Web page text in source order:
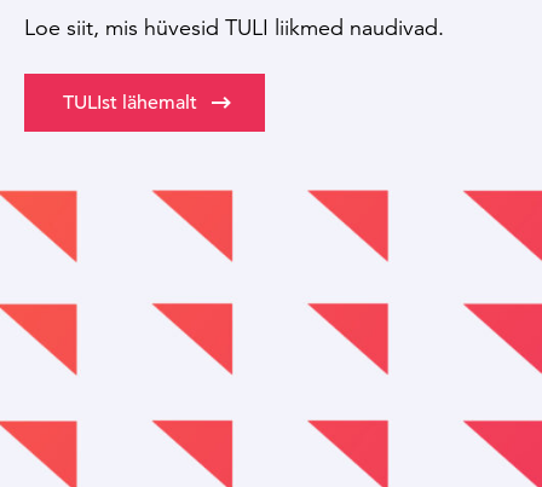
Loe siit, mis hüvesid TULI liikmed naudivad.
TULIst lähemalt